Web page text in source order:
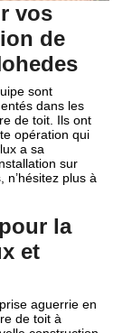
vos
de
sont
dans les
de toit. Ils ont
opération qui
a sa
sur
n’hésitez plus à
la
et
aguerrie en
de toit à